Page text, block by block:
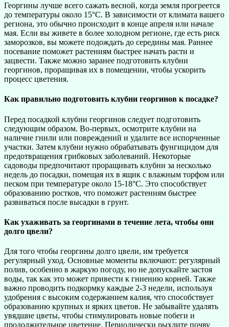
Георгины лучше всего сажать весной, когда земля прогреется
до температуры около 15°C. В зависимости от климата вашего
региона, это обычно происходит в конце апреля или начале
мая. Если вы живете в более холодном регионе, где есть риск
заморозков, вы можете подождать до середины мая. Раннее
посевание поможет растениям быстрее начать расти и
зацвести. Также можно заранее подготовить клубни
георгинов, проращивая их в помещении, чтобы ускорить
процесс цветения.
Как правильно подготовить клубни георгинов к посадке?
Перед посадкой клубни георгинов следует подготовить
следующим образом. Во-первых, осмотрите клубни на
наличие гнили или повреждений и удалите все испорченные
участки. Затем клубни нужно обрабатывать фунгицидом для
предотвращения грибковых заболеваний. Некоторые
садоводы предпочитают проращивать клубни за несколько
недель до посадки, помещая их в ящик с влажным торфом или
песком при температуре около 15-18°C. Это способствует
образованию ростков, что поможет растениям быстрее
развиваться после высадки в грунт.
Как ухаживать за георгинами в течение лета, чтобы они
долго цвели?
Для того чтобы георгины долго цвели, им требуется
регулярный уход. Основные моменты включают: регулярный
полив, особенно в жаркую погоду, но не допускайте застоя
воды, так как это может привести к гниению корней. Также
важно проводить подкормку каждые 2-3 недели, используя
удобрения с высоким содержанием калия, что способствует
образованию крупных и ярких цветов. Не забывайте удалять
увядшие цветы, чтобы стимулировать новые побеги и
продолжительное цветение. Периодически рыхлите почву